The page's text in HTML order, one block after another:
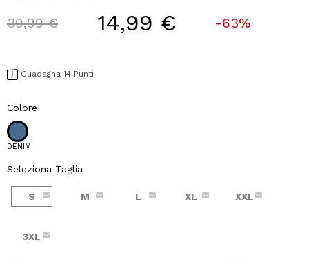
Price reduced from
39,99 €to 14,99 € -63%
Guadagna 14 Punti
Colore
DENIM
Seleziona Taglia
S M L XL XXL
3XL